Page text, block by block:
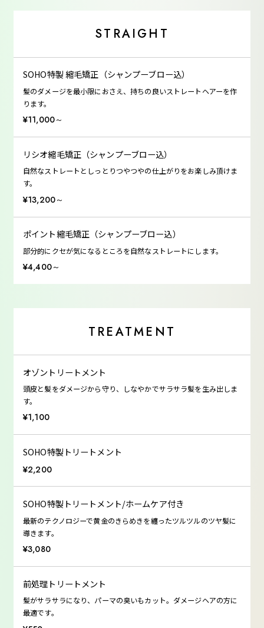
STRAIGHT
SOHO特製 縮毛矯正（シャンプーブロー込）
髪のダメージを最小限におさえ、持ちの良いストレートヘアーを作
ります。
¥11,000～
リシオ縮毛矯正（シャンプーブロー込）
自然なストレートとしっとりつやつやの仕上がりをお楽しみ頂けま
す。
¥13,200～
ポイント縮毛矯正（シャンプーブロー込）
部分的にクセが気になるところを自然なストレートにします。
¥4,400～
TREATMENT
オゾントリートメント
頭皮と髪をダメージから守り、しなやかでサラサラ髪を生み出しま
す。
¥1,100
SOHO特製トリートメント
¥2,200
SOHO特製トリートメント/ホームケア付き
最新のテクノロジーで黄金のきらめきを纏ったツルツルのツヤ髪に
導きます。
¥3,080
前処理トリートメント
髪がサラサラになり、パーマの臭いもカット。ダメージヘアの方に
最適です。